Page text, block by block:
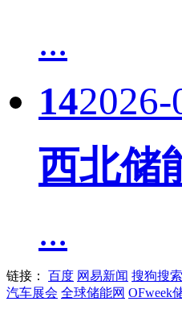
...
142026-
西北储
...
链接： 百度 网易新闻 搜狗搜索
汽车展会 全球储能网 OFweek